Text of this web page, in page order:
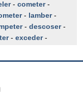
- cometer-
- lamber-
- descoser-
- exceder-